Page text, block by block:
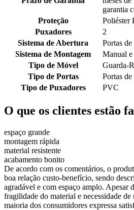
garantia
Proteção
Poliéster
Puxadores
2
Sistema de Abertura
Portas
Sistema de Montagem
Manual e
Tipo de Móvel
Guarda-
Tipo de Portas
Portas
Tipo de Puxadores
PVC
O que os clientes estão
espaço grande
montagem rápida
material resistente
acabamento bonito
De acordo com os comentários, o
boa relação custo-benefício, sendo
agradável e com espaço amplo. Apesar
fragilidade do material e necessidade de
maioria dos consumidores expressa